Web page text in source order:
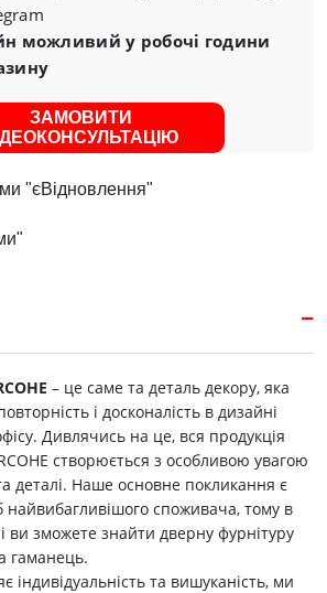
можливий у робочі години
ЗАМОВИТИ
– це саме та деталь декору, яка
і досконалість в дизайні
Дивлячись на це, вся продукція
створюється з особливою увагою
деталі. Наше основне покликання є
найвибагливішого споживача, тому в
ви зможете знайти дверну фурнітуру
гаманець.
індивідуальність та вишуканість, ми